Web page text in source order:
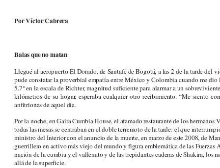
Por Víctor Cabrera
Balas que no matan
Llegué al aeropuerto El Dorado, de Santafé de Bogotá, a las 2 de la tarde del
pude constatar la proverbial empatía entre México y Colombia cuando me
5.7° en la escala de Richter, magnitud suficiente para alarmar a un
kilómetros de su hogar, esperaba cualquier otro recibimiento. “Me siento
anfitrionas de aquel día.
Por la noche, en Gaira Cumbia House, el afamado restaurante de los
todas las mesas se centraban en el doble terremoto de la tarde: el que
ministro del Interior con el anuncio de la muerte, en marzo de este 2008, de
guerrillero en activo más viejo del mundo y figura emblemática de las
nación de la cumbia y el vallenato y de las trepidantes caderas de Shakira, los
allá de la superficie.